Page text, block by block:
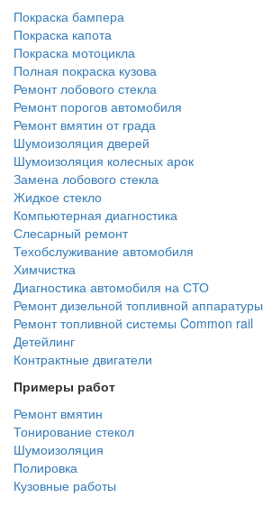
Покраска бампера
Покраска капота
Покраска мотоцикла
Полная покраска кузова
Ремонт лобового стекла
Ремонт порогов автомобиля
Ремонт вмятин от града
Шумоизоляция дверей
Шумоизоляция колесных арок
Замена лобового стекла
Жидкое стекло
Компьютерная диагностика
Слесарный ремонт
Техобслуживание автомобиля
Химчистка
Диагностика автомобиля на СТО
Ремонт дизельной топливной аппаратуры
Ремонт топливной системы Common rail
Детейлинг
Контрактные двигатели
Примеры работ
Ремонт вмятин
Тонирование стекол
Шумоизоляция
Полировка
Кузовные работы